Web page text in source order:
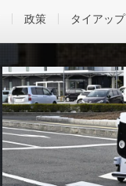
政策 タイアップ